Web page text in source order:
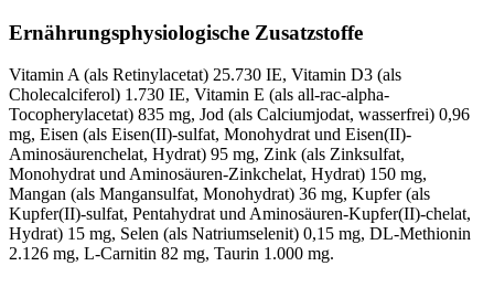
Ernährungsphysiologische Zusatzstoffe
Vitamin A (als Retinylacetat) 25.730 IE, Vitamin D3 (als
Cholecalciferol) 1.730 IE, Vitamin E (als all-rac-alpha-
Tocopherylacetat) 835 mg, Jod (als Calciumjodat, wasserfrei) 0,96
mg, Eisen (als Eisen(II)-sulfat, Monohydrat und Eisen(II)-
Aminosäurenchelat, Hydrat) 95 mg, Zink (als Zinksulfat,
Monohydrat und Aminosäuren-Zinkchelat, Hydrat) 150 mg,
Mangan (als Mangansulfat, Monohydrat) 36 mg, Kupfer (als
Kupfer(II)-sulfat, Pentahydrat und Aminosäuren-Kupfer(II)-chelat,
Hydrat) 15 mg, Selen (als Natriumselenit) 0,15 mg, DL-Methionin
2.126 mg, L-Carnitin 82 mg, Taurin 1.000 mg.